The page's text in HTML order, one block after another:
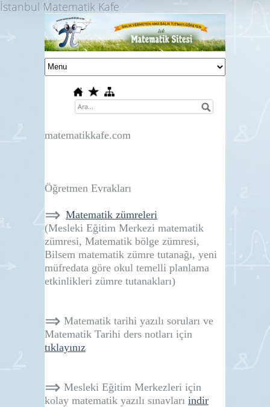
İstanbul Matematik Kafe
matematikkafe.com
Öğretmen Evrakları
⇒ Matematik zümreleri
(Mesleki Eğitim Merkezi matematik
zümresi, Matematik bölge zümresi,
Bilsem matematik zümre tutanağı, yeni
müfredata göre okul temelli planlama
etkinlikleri zümre tutanakları)
⇒ Matematik tarihi yazılı soruları ve
Matematik Tarihi ders notları için
tıklayınız
⇒ Mesleki Eğitim Merkezleri için
kolay matematik yazılı sınavları indir